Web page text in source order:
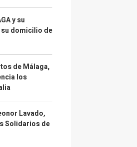
y su
domicilio de
de Málaga,
los
Lavado,
Solidarios de